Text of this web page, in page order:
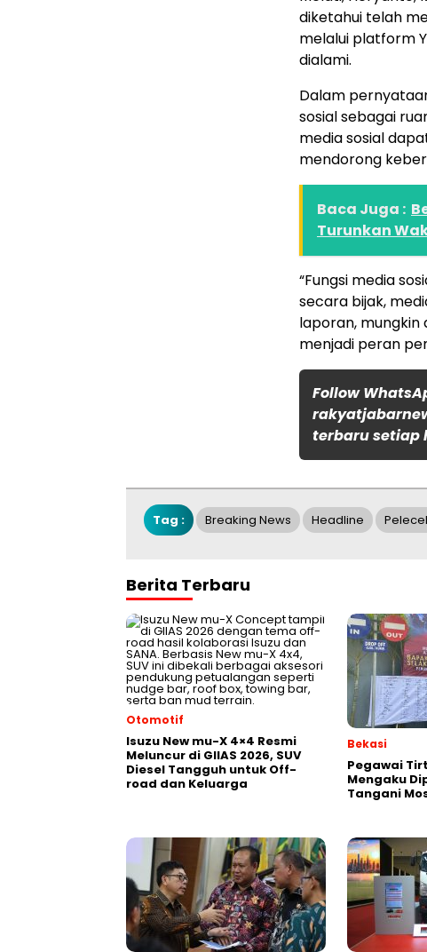
diketahui telah
melalui platform
dialami.
Dalam
sosial sebagai
media sosial
mendorong
Baca Juga :
Turunkan
“Fungsi media
secara bijak,
laporan, mungkin
menjadi peran
Follow
terbaru setiap
Tag : Breaking News Headline
Berita Terbaru
Otomotif
Isuzu New mu-X 4×4 Resmi
Meluncur di GIIAS 2026, SUV
Diesel Tangguh untuk Off-
road dan Keluarga
Bekasi
Pegawai
Mengaku
Tangani